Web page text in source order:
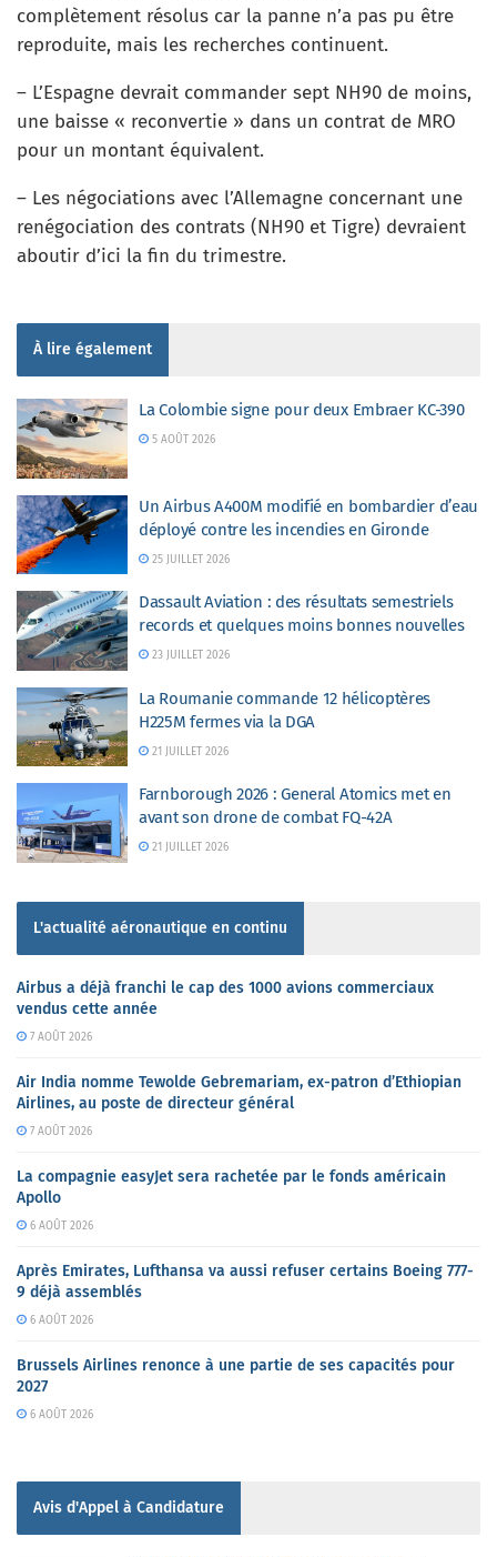
complètement résolus car la panne n’a pas pu être
reproduite, mais les recherches continuent.
– L’Espagne devrait commander sept NH90 de moins,
une baisse « reconvertie » dans un contrat de MRO
pour un montant équivalent.
– Les négociations avec l’Allemagne concernant une
renégociation des contrats (NH90 et Tigre) devraient
aboutir d’ici la fin du trimestre.
À lire également
La Colombie signe pour deux Embraer KC-390
5 AOÛT 2026
Un Airbus A400M modifié en bombardier d’eau
déployé contre les incendies en Gironde
25 JUILLET 2026
Dassault Aviation : des résultats semestriels
records et quelques moins bonnes nouvelles
23 JUILLET 2026
La Roumanie commande 12 hélicoptères
H225M fermes via la DGA
21 JUILLET 2026
Farnborough 2026 : General Atomics met en
avant son drone de combat FQ-42A
21 JUILLET 2026
L'actualité aéronautique en continu
Airbus a déjà franchi le cap des 1000 avions commerciaux
vendus cette année
7 AOÛT 2026
Air India nomme Tewolde Gebremariam, ex-patron d’Ethiopian
Airlines, au poste de directeur général
7 AOÛT 2026
La compagnie easyJet sera rachetée par le fonds américain
Apollo
6 AOÛT 2026
Après Emirates, Lufthansa va aussi refuser certains Boeing 777-
9 déjà assemblés
6 AOÛT 2026
Brussels Airlines renonce à une partie de ses capacités pour
2027
6 AOÛT 2026
Avis d'Appel à Candidature